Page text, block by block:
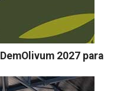
2027 para